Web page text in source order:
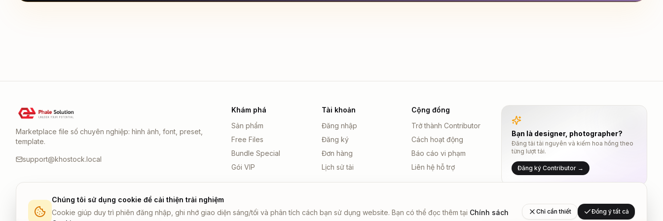
Marketplace file số chuyên nghiệp: hình ảnh, font, preset,
template.
support@khostock.local
Khám phá
Sản phẩm
Free Files
Bundle Special
Gói VIP
Tài khoản
Đăng nhập
Đăng ký
Đơn hàng
Lịch sử tải
Cộng đồng
Trở thành Contributor
Cách hoạt động
Báo cáo vi phạm
Liên hệ hỗ trợ
Bạn là designer, photographer?
Đăng tải tài nguyên và kiếm hoa hồng theo
từng lượt tải.
Đăng ký Contributor →
Chúng tôi sử dụng cookie để cải thiện trải nghiệm
Cookie giúp duy trì phiên đăng nhập, ghi nhớ giao diện sáng/tối và phân tích cách bạn sử dụng website. Bạn có thể đọc thêm tại Chính sách
Chỉ cần thiết Đồng ý tất cả